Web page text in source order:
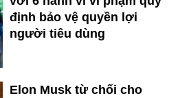
định bảo vệ quyền lợi
người tiêu dùng
Elon Musk từ chối cho